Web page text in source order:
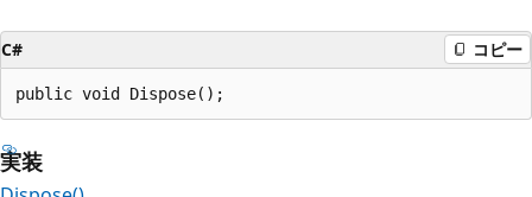
C# コピー
public void Dispose();
実装